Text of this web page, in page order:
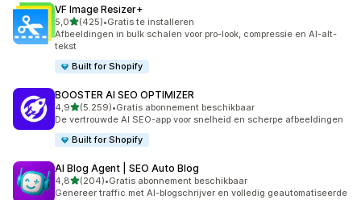
VF Image Resizer+
5,0van 5 sterren
(425)
425 recensies in totaal
•Gratis te installeren
Afbeeldingen in bulk schalen voor pro-look, compressie en AI-alt-
tekst
Built for Shopify
BOOSTER AI SEO OPTIMIZER
4,9van 5 sterren
(5.259)
5259 recensies in totaal
•Gratis abonnement beschikbaar
De vertrouwde AI SEO-app voor snelheid en scherpe afbeeldingen
Built for Shopify
AI Blog Agent | SEO Auto Blog
4,8van 5 sterren
(204)
204 recensies in totaal
•Gratis abonnement beschikbaar
Genereer traffic met AI-blogschrijver en volledig geautomatiseerde